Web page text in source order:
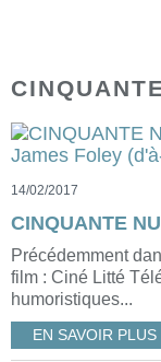
14/02/2017
Précédemment
film : Ciné Litté
humoristiques...
EN SAVOIR PLUS